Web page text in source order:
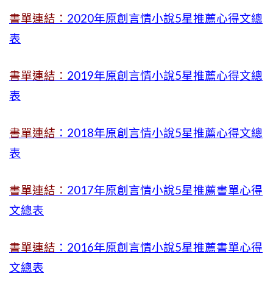
書單連結： 2020年原創言情小說5星推薦心得文總
表
書單連結： 2019年原創言情小說5星推薦心得文總
表
書單連結 ：2018年原創言情小說5星推薦心得文總
表
書單連結： 2017年原創言情小說5星推薦書單心得
文總表
書單連結 ：2016年原創言情小說5星推薦書單心得
文總表